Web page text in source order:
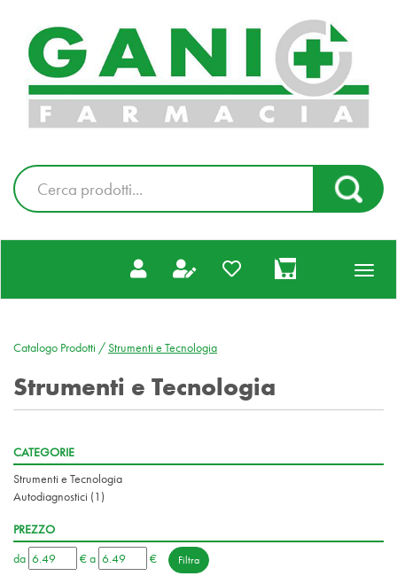
contenuto
principale
Farmacia
Gani
Ordina
online
Cerca
Prodotto
Cerca
prodotti
inseriti
Catalogo Prodotti /Strumenti e Tecnologia
Strumenti e Tecnologia
CATEGORIE
Strumenti e Tecnologia
Autodiagnostici (1)
PREZZO
filtra
da € filtra
a €